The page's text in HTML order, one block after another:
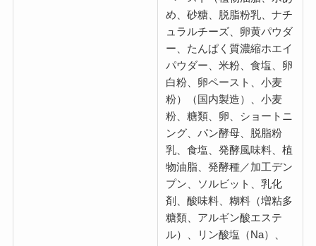
め、砂糖、脱脂粉乳、ナチ
ュラルチーズ、卵黄パウダ
ー、たんぱく質濃縮ホエイ
パウダー、米粉、食塩、卵
白粉、卵ペースト、小麦
粉）（国内製造）、小麦
粉、糖類、卵、ショートニ
ング、パン酵母、脱脂粉
乳、食塩、発酵風味料、植
物油脂、発酵種／加工デン
プン、ソルビット、乳化
剤、酸味料、糊料（増粘多
糖類、アルギン酸エステ
ル）、リン酸塩（Na）、